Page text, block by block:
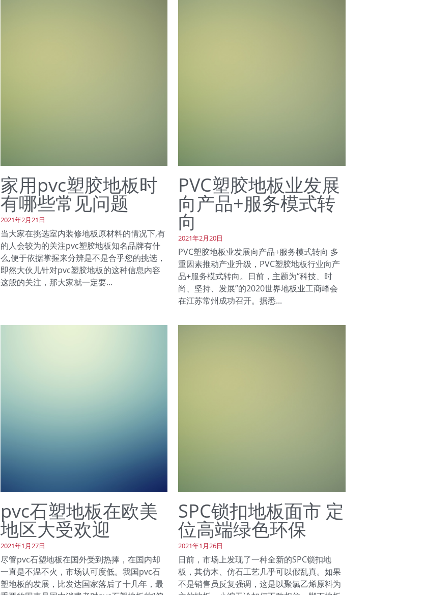
家用pvc塑胶地板时
有哪些常见问题
2021年2月21日
当大家在挑选室内装修地板原材料的情况下,有
的人会较为的关注pvc塑胶地板知名品牌有什
么,便于依据掌握来分辨是不是合乎您的挑选，
即然大伙儿针对pvc塑胶地板的这种信息内容
这般的关注，那大家就一定要...
PVC塑胶地板业发展
向产品+服务模式转
向
2021年2月20日
PVC塑胶地板业发展向产品+服务模式转向 多
重因素推动产业升级，PVC塑胶地板行业向产
品+服务模式转向。日前，主题为“科技、时
尚、坚持、发展”的2020世界地板业工商峰会
在江苏常州成功召开。据悉...
pvc石塑地板在欧美
地区大受欢迎
2021年1月27日
尽管pvc石塑地板在国外受到热捧，在国内却
一直是不温不火，市场认可度低。我国pvc石
塑地板的发展，比发达国家落后了十几年，最
SPC锁扣地板面市 定
位高端绿色环保
2021年1月26日
日前，市场上发现了一种全新的SPC锁扣地
板，其仿木、仿石工艺几乎可以假乱真。如果
不是销售员反复强调，这是以聚氯乙烯原料为